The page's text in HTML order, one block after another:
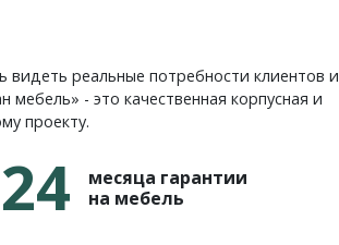
видеть реальные потребности клиентов и
мебель» - это качественная корпусная и
проекту.
24
месяца гарантии
на мебель